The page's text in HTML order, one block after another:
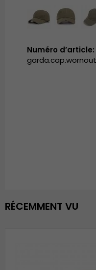
Numéro d’article:
RÉCEMMENT VU